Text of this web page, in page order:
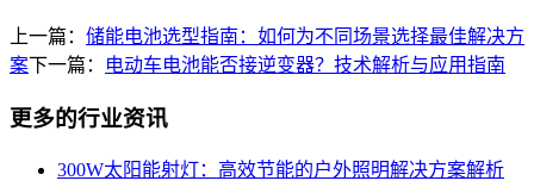
上一篇： 储能电池选型指南：如何为不同场景选择最佳解决方
案下一篇： 电动车电池能否接逆变器？技术解析与应用指南
更多的行业资讯
300W太阳能射灯：高效节能的户外照明解决方案解析